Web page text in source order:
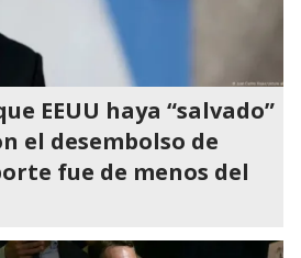
EEUU haya “salvado”
el desembolso de
fue de menos del